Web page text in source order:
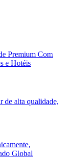
de alta qualidade,